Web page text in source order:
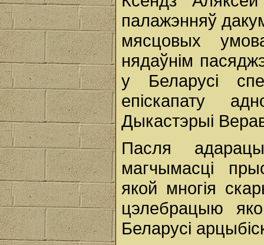
палажэнняў
мясцовых
нядаўнім
у Беларусі
епіскапату
Дыкастэрыі
Пасля
магчымасці
якой многія
цэлебрацыю
Беларусі